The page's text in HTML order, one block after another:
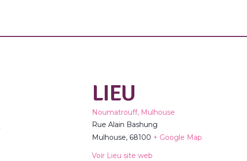
LIEU
Noumatrouff, Mulhouse
Rue Alain Bashung
Mulhouse, 68100 + Google Map
Voir Lieu site web